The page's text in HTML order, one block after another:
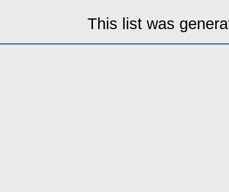
This list was